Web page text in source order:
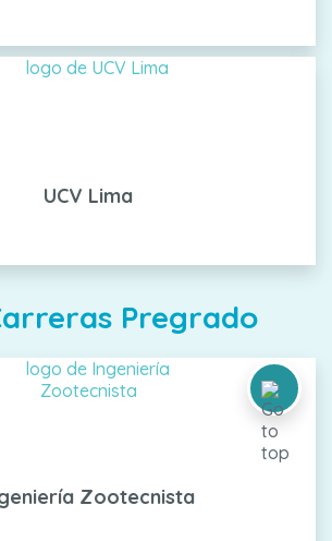
UCV Lima
Pregrado
Zootecnista